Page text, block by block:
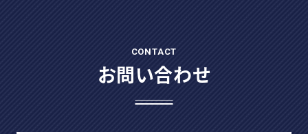
CONTACT
お問い合わせ